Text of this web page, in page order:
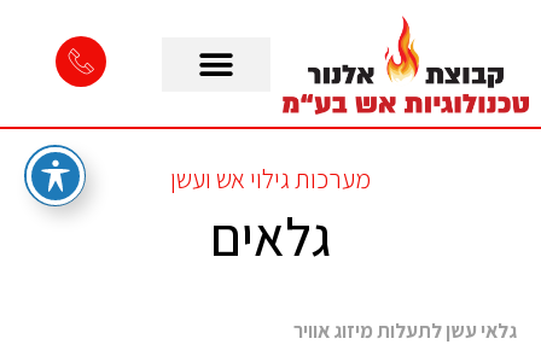
מערכות גילוי אש ועשן
גלאים
גלאי עשן לתעלות מיזוג אוויר